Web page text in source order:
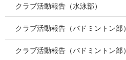
クラブ活動報告（水泳部）
クラブ活動報告（バドミントン部）
クラブ活動報告（バドミントン部）